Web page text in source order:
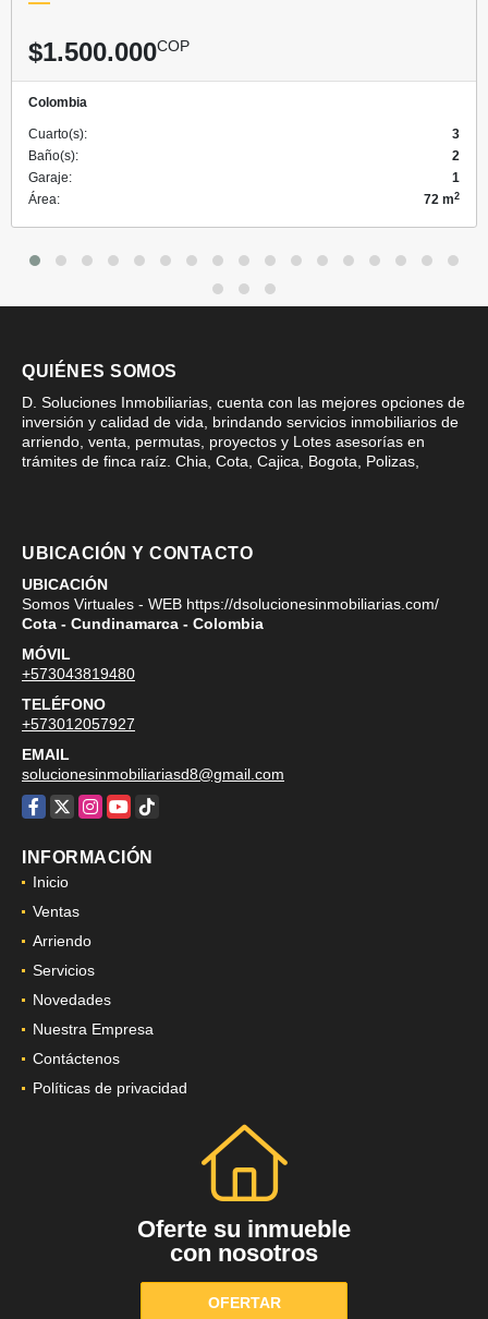
$1.500.000COP
Colombia
Cuarto(s):
3
Baño(s):
2
Garaje:
1
Área:
72 m2
QUIÉNES SOMOS
D. Soluciones Inmobiliarias, cuenta con las mejores opciones de
inversión y calidad de vida, brindando servicios inmobiliarios de
arriendo, venta, permutas, proyectos y Lotes asesorías en
trámites de finca raíz. Chia, Cota, Cajica, Bogota, Polizas,
UBICACIÓN Y CONTACTO
UBICACIÓN
Somos Virtuales - WEB https://dsolucionesinmobiliarias.com/
Cota - Cundinamarca - Colombia
MÓVIL
+573043819480
TELÉFONO
+573012057927
EMAIL
solucionesinmobiliariasd8@gmail.com
Facebook
X Instagram
YouTube
TikTok
INFORMACIÓN
Inicio
Ventas
Arriendo
Servicios
Novedades
Nuestra Empresa
Contáctenos
Políticas de privacidad
Oferte su inmueble
con nosotros
OFERTAR